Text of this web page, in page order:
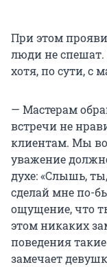
При этом
люди не спешат.
хотя, по сути, с
— Мастерам
встречи не
клиентам. Мы
уважение
духе: «Слышь,
сделай мне по-
ощущение, что
этом никаких
поведения
замечает